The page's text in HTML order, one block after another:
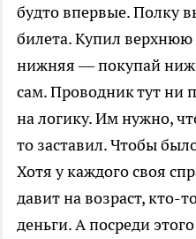
будто впервые. Полку
билета. Купил
нижняя — покупай
сам. Проводник тут ни
на логику. Им нужно,
то заставил. Чтобы
Хотя у каждого своя
давит на возраст, кто-
деньги. А посреди